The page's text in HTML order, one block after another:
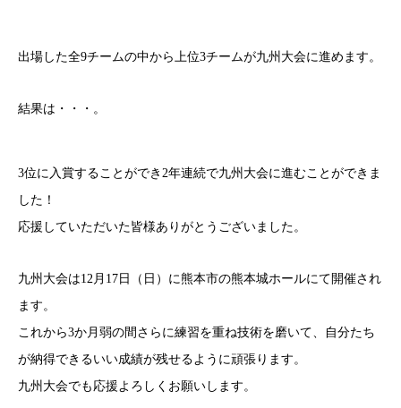
出場した全9チームの中から上位3チームが九州大会に進めます。
結果は・・・。
3位に入賞することができ2年連続で九州大会に進むことができま
した！
応援していただいた皆様ありがとうございました。
九州大会は12月17日（日）に熊本市の熊本城ホールにて開催され
ます。
これから3か月弱の間さらに練習を重ね技術を磨いて、自分たち
が納得できるいい成績が残せるように頑張ります。
九州大会でも応援よろしくお願いします。